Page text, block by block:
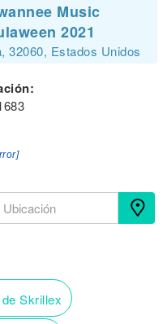
Music
2021
32060, Estados Unidos
Skrillex